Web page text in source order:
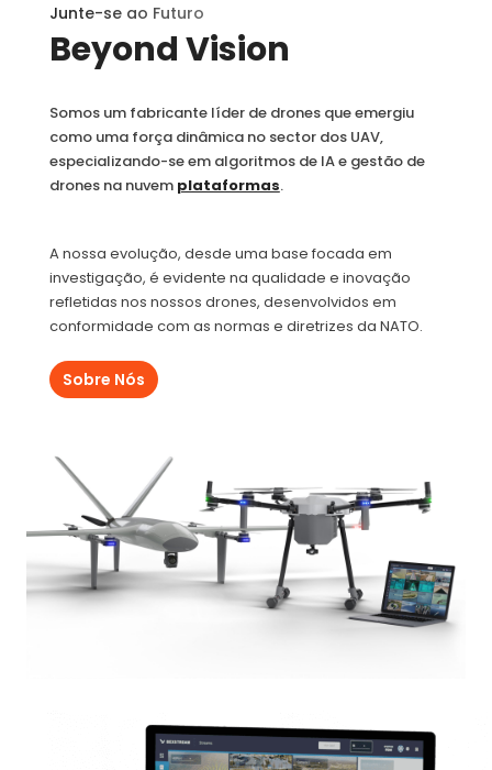
Junte-se ao Futuro
Beyond Vision
Somos um fabricante líder de drones que emergiu
como uma força dinâmica no sector dos UAV,
especializando-se em algoritmos de IA e gestão de
drones na nuvem plataformas.
A nossa evolução, desde uma base focada em
investigação, é evidente na qualidade e inovação
refletidas nos nossos drones, desenvolvidos em
conformidade com as normas e diretrizes da NATO.
Sobre Nós